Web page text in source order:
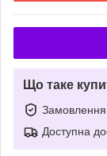
Що таке
Замовлення
Доступна